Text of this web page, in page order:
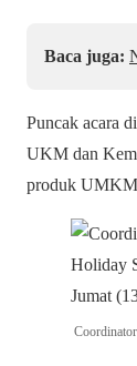
Baca juga:
Puncak acara
UKM dan
produk